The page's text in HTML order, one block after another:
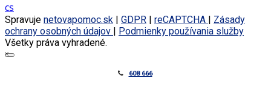
608 666
cs
Spravuje netovapomoc.sk | GDPR | reCAPTCHA | Zásady
ochrany osobných údajov | Podmienky používania služby
Všetky práva vyhradené.